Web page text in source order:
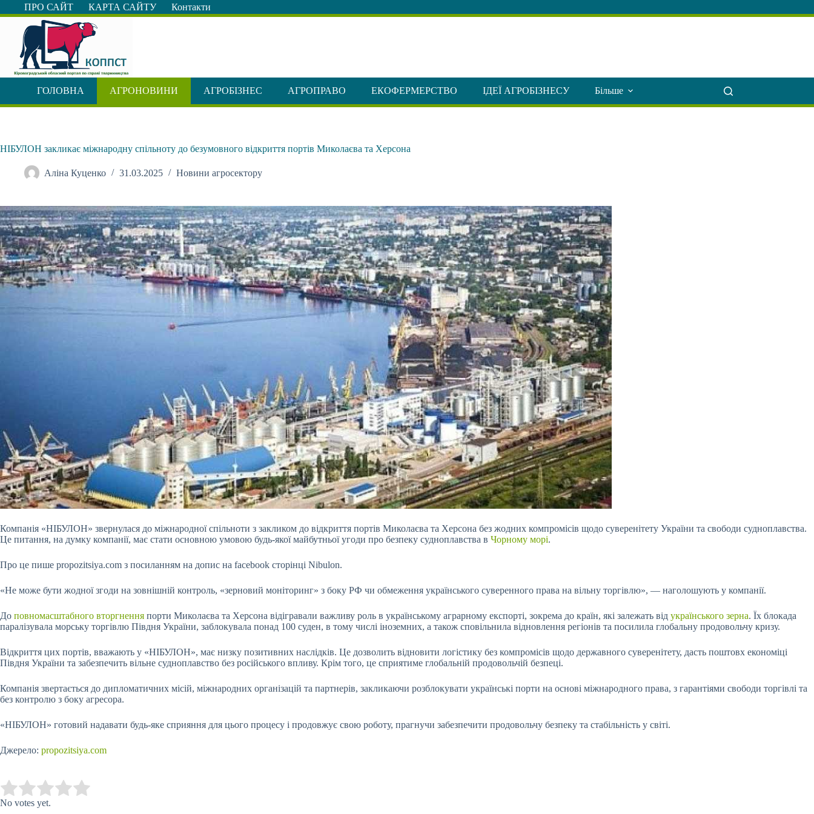
Перейти
до
ПРО САЙТ КАРТА САЙТУ Контакти
ГОЛОВНА АГРОНОВИНИ АГРОБІЗНЕС АГРОПРАВО ЕКОФЕРМЕРСТВО ІДЕЇ АГРОБІЗНЕСУ Більше
НІБУЛОН закликає міжнародну спільноту до безумовного відкриття портів Миколаєва та Херсона
Аліна Куценко 31.03.2025 Новини агросектору
Компанія «НІБУЛОН» звернулася до міжнародної спільноти з закликом до відкриття портів Миколаєва та Херсона без жодних компромісів щодо суверенітету України та свободи судноплавства.
Це питання, на думку компанії, має стати основною умовою будь-якої майбутньої угоди про безпеку судноплавства в Чорному морі.
Про це пише propozitsiya.com з посиланням на допис на facebook сторінці Nibulon.
«Не може бути жодної згоди на зовнішній контроль, «зерновий моніторинг» з боку РФ чи обмеження українського суверенного права на вільну торгівлю», — наголошують у компанії.
До повномасштабного вторгнення порти Миколаєва та Херсона відігравали важливу роль в українському аграрному експорті, зокрема до країн, які залежать від українського зерна. Їх блокада
паралізувала морську торгівлю Півдня України, заблокувала понад 100 суден, в тому числі іноземних, а також сповільнила відновлення регіонів та посилила глобальну продовольчу кризу.
Відкриття цих портів, вважають у «НІБУЛОН», має низку позитивних наслідків. Це дозволить відновити логістику без компромісів щодо державного суверенітету, дасть поштовх економіці
Півдня України та забезпечить вільне судноплавство без російського впливу. Крім того, це сприятиме глобальній продовольчій безпеці.
Компанія звертається до дипломатичних місій, міжнародних організацій та партнерів, закликаючи розблокувати українські порти на основі міжнародного права, з гарантіями свободи торгівлі та
без контролю з боку агресора.
«НІБУЛОН» готовий надавати будь-яке сприяння для цього процесу і продовжує свою роботу, прагнучи забезпечити продовольчу безпеку та стабільність у світі.
Джерело: propozitsiya.com
Rate this item:
No votes yet.